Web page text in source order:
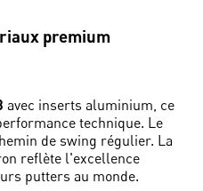
premium
avec inserts aluminium, ce
technique. Le
de swing régulier. La
reflète l'excellence
putters au monde.